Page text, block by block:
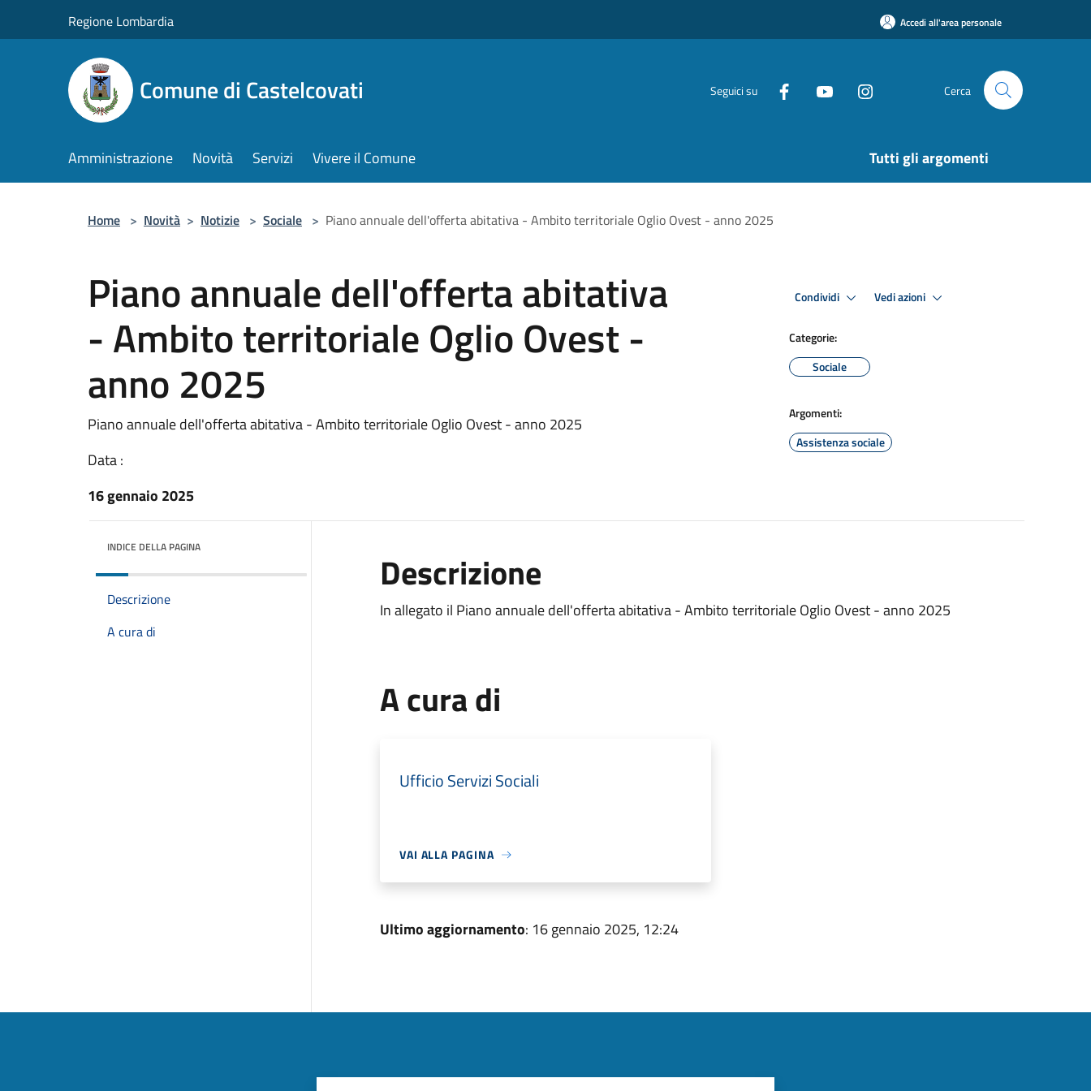
Regione Lombardia Accedi all'area personale
Comune di Castelcovati Seguici su Cerca
Amministrazione Novità Servizi Vivere il Comune Tutti gli argomenti
Home > Novità > Notizie > Sociale > Piano annuale dell'offerta abitativa - Ambito territoriale Oglio Ovest - anno 2025
Piano annuale dell'offerta abitativa
- Ambito territoriale Oglio Ovest -
anno 2025
Piano annuale dell'offerta abitativa - Ambito territoriale Oglio Ovest - anno 2025
Data :
16 gennaio 2025
Condividi Vedi azioni
Categorie:
Sociale
Argomenti:
Assistenza sociale
INDICE DELLA PAGINA
Descrizione
A cura di
Descrizione
In allegato il Piano annuale dell'offerta abitativa - Ambito territoriale Oglio Ovest - anno 2025
A cura di
Ufficio Servizi Sociali
VAI ALLA PAGINA
Ultimo aggiornamento: 16 gennaio 2025, 12:24